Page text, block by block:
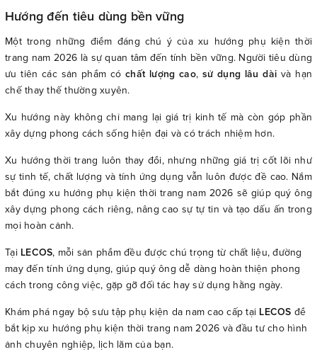
Hướng đến tiêu dùng bền vững
Một trong những điểm đáng chú ý của xu hướng phụ kiện thời
trang nam 2026 là sự quan tâm đến tính bền vững. Người tiêu dùng
ưu tiên các sản phẩm có chất lượng cao, sử dụng lâu dài và hạn
chế thay thế thường xuyên.
Xu hướng này không chỉ mang lại giá trị kinh tế mà còn góp phần
xây dựng phong cách sống hiện đại và có trách nhiệm hơn.
Xu hướng thời trang luôn thay đổi, nhưng những giá trị cốt lõi như
sự tinh tế, chất lượng và tính ứng dụng vẫn luôn được đề cao. Nắm
bắt đúng xu hướng phụ kiện thời trang nam 2026 sẽ giúp quý ông
xây dựng phong cách riêng, nâng cao sự tự tin và tạo dấu ấn trong
mọi hoàn cảnh.
Tại LECOS, mỗi sản phẩm đều được chú trọng từ chất liệu, đường
may đến tính ứng dụng, giúp quý ông dễ dàng hoàn thiện phong
cách trong công việc, gặp gỡ đối tác hay sử dụng hằng ngày.
Khám phá ngay bộ sưu tập phụ kiện da nam cao cấp tại LECOS để
bắt kịp xu hướng phụ kiện thời trang nam 2026 và đầu tư cho hình
ảnh chuyên nghiệp, lịch lãm của bạn.